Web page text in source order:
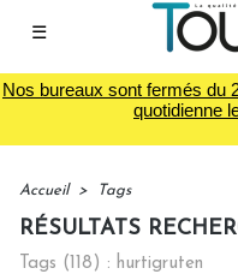
☰
Nos bureaux sont fermés du
quotidienne
Accueil > Tags
RÉSULTATS
Tags (118) : hurtigruten